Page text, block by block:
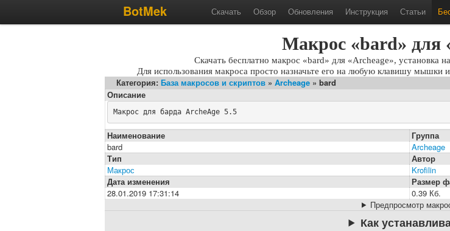
BotMek Скачать Обзор Обновления Инструкция Статьи
Макрос «bard» для
Скачать бесплатно макрос «bard» для «Archeage», установка
Для использования макроса просто назначьте его на любую клавишу
Категория: База макросов и скриптов » Archeage » bard
Описание
Макрос для барда ArcheAge 5.5
Наименование
Группа
bard
Archeage
Тип
Автор
Макрос
Krofilin
Дата изменения
Размер
28.01.2019 17:31:14
0.39 Кб.
Предпросмотр
Как